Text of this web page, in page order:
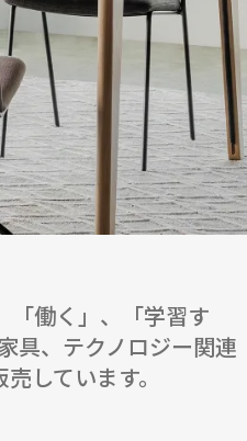
「働く」、「学習す
具、テクノロジー関連
しています。